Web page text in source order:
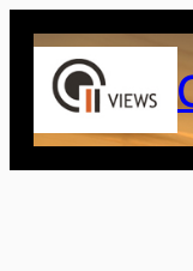
Saltar
contenido